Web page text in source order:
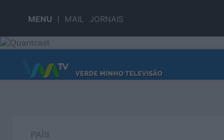
MENU MAIL JORNAIS
Skip to content